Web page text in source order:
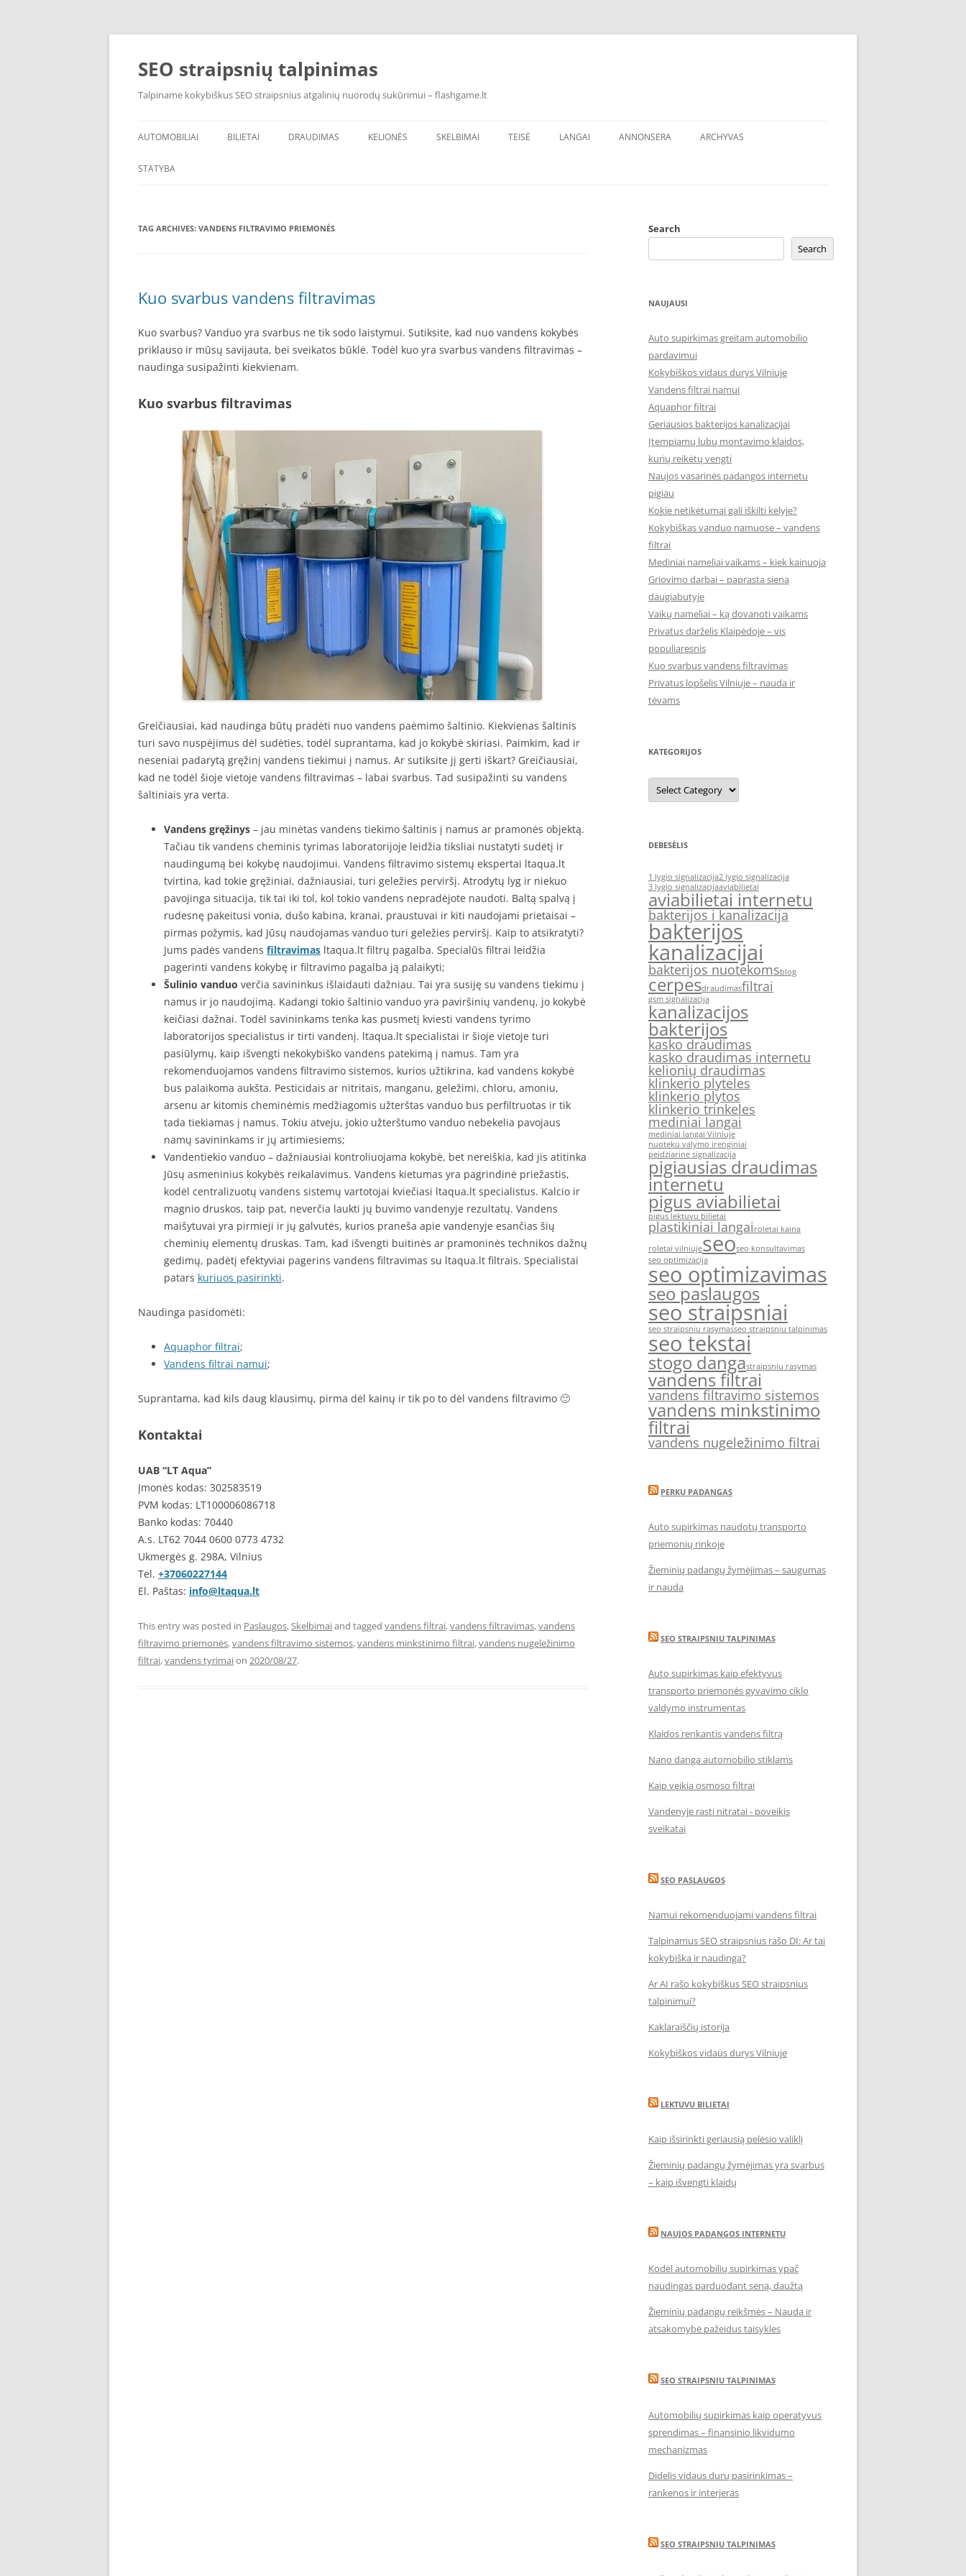
Skip
SEO straipsnių talpinimas
Talpiname kokybiškus SEO straipsnius atgalinių nuorodų sukūrimui – flashgame.lt
AUTOMOBILIAI BILIETAI DRAUDIMAS KELIONĖS SKELBIMAI TEISĖ LANGAI ANNONSERA ARCHYVAS
STATYBA
TAG ARCHIVES: VANDENS FILTRAVIMO PRIEMONĖS
Kuo svarbus vandens filtravimas
Kuo svarbus? Vanduo yra svarbus ne tik sodo laistymui. Sutiksite, kad nuo vandens kokybės
priklauso ir mūsų savijauta, bei sveikatos būklė. Todėl kuo yra svarbus vandens filtravimas –
naudinga susipažinti kiekvienam.
Kuo svarbus filtravimas
Greičiausiai, kad naudinga būtų pradėti nuo vandens paėmimo šaltinio. Kiekvienas šaltinis
turi savo nuspėjimus dėl sudėties, todėl suprantama, kad jo kokybė skiriasi. Paimkim, kad ir
neseniai padarytą gręžinį vandens tiekimui į namus. Ar sutiksite jį gerti iškart? Greičiausiai,
kad ne todėl šioje vietoje vandens filtravimas – labai svarbus. Tad susipažinti su vandens
šaltiniais yra verta.
Vandens gręžinys – jau minėtas vandens tiekimo šaltinis į namus ar pramonės objektą.
Tačiau tik vandens cheminis tyrimas laboratorijoje leidžia tiksliai nustatyti sudėtį ir
naudingumą bei kokybę naudojimui. Vandens filtravimo sistemų ekspertai ltaqua.lt
tvirtina, kad tokie gręžiniai, dažniausiai, turi geležies perviršį. Atrodytų lyg ir niekuo
pavojinga situacija, tik tai iki tol, kol tokio vandens nepradėjote naudoti. Baltą spalvą į
rudesnę pakeitusi vonia, dušo kabina, kranai, praustuvai ir kiti naudojami prietaisai –
pirmas požymis, kad Jūsų naudojamas vanduo turi geležies perviršį. Kaip to atsikratyti?
Jums padės vandens filtravimas ltaqua.lt filtrų pagalba. Specialūs filtrai leidžia
pagerinti vandens kokybę ir filtravimo pagalba ją palaikyti;
Šulinio vanduo verčia savininkus išlaidauti dažniau. Tai yra susiję su vandens tiekimu į
namus ir jo naudojimą. Kadangi tokio šaltinio vanduo yra paviršinių vandenų, jo kokybė
keičiasi dažnai. Todėl savininkams tenka kas pusmetį kviesti vandens tyrimo
laboratorijos specialistus ir tirti vandenį. ltaqua.lt specialistai ir šioje vietoje turi
pasiūlymų, kaip išvengti nekokybiško vandens patekimą į namus. Tam yra
rekomenduojamos vandens filtravimo sistemos, kurios užtikrina, kad vandens kokybė
bus palaikoma aukšta. Pesticidais ar nitritais, manganu, geležimi, chloru, amoniu,
arsenu ar kitomis cheminėmis medžiagomis užterštas vanduo bus perfiltruotas ir tik
tada tiekiamas į namus. Tokiu atveju, jokio užterštumo vanduo nebekelia pavojaus
namų savininkams ir jų artimiesiems;
Vandentiekio vanduo – dažniausiai kontroliuojama kokybė, bet nereiškia, kad jis atitinka
Jūsų asmeninius kokybės reikalavimus. Vandens kietumas yra pagrindinė priežastis,
kodėl centralizuotų vandens sistemų vartotojai kviečiasi ltaqua.lt specialistus. Kalcio ir
magnio druskos, taip pat, neverčia laukti jų buvimo vandenyje rezultatų. Vandens
maišytuvai yra pirmieji ir jų galvutės, kurios praneša apie vandenyje esančias šių
cheminių elementų druskas. Tam, kad išvengti buitinės ar pramoninės technikos dažnų
gedimų, padėtį efektyviai pagerins vandens filtravimas su ltaqua.lt filtrais. Specialistai
patars kuriuos pasirinkti.
Naudinga pasidomėti:
Aquaphor filtrai;
Vandens filtrai namui;
Suprantama, kad kils daug klausimų, pirma dėl kainų ir tik po to dėl vandens filtravimo 🙂
Kontaktai
UAB “LT Aqua”
Įmonės kodas: 302583519
PVM kodas: LT100006086718
Banko kodas: 70440
A.s. LT62 7044 0600 0773 4732
Ukmergės g. 298A, Vilnius
Tel. +37060227144
El. Paštas: info@ltaqua.lt
This entry was posted in Paslaugos,Skelbimaiand tagged vandens filtrai,vandens filtravimas,vandens
filtravimo priemonės,vandens filtravimo sistemos,vandens minkstinimo filtrai,vandens nugeležinimo
filtrai,vandens tyrimaion 2020/08/27.
Search
Search
NAUJAUSI
Auto supirkimas greitam automobilio
pardavimui
Kokybiškos vidaus durys Vilniuje
Vandens filtrai namui
Aquaphor filtrai
Geriausios bakterijos kanalizacijai
Įtempiamų lubų montavimo klaidos,
kurių reikėtų vengti
Naujos vasarinės padangos internetu
pigiau
Kokie netikėtumai gali iškilti kelyje?
Kokybiškas vanduo namuose – vandens
filtrai
Mediniai nameliai vaikams – kiek kainuoja
Griovimo darbai – paprasta siena
daugiabutyje
Vaikų nameliai – ką dovanoti vaikams
Privatus darželis Klaipėdoje – vis
populiaresnis
Kuo svarbus vandens filtravimas
Privatus lopšelis Vilniuje – nauda ir
tėvams
KATEGORIJOS
Kategorijos
DEBESĖLIS
1 lygio signalizacija2 lygio signalizacija
3 lygio signalizacijaaviabilietai
aviabilietai internetu
bakterijos i kanalizacija
bakterijos
kanalizacijai
bakterijos nuotekomsblog
cerpesdraudimasfiltrai
gsm signalizacija
kanalizacijos
bakterijos
kasko draudimas
kasko draudimas internetu
kelionių draudimas
klinkerio plyteles
klinkerio plytos
klinkerio trinkeles
mediniai langai
mediniai langai Vilniuje
nuoteku valymo irenginiai
peidziarine signalizacija
pigiausias draudimas
internetu
pigus aviabilietai
pigus lektuvu bilietai
plastikiniai langai roletai kaina
roletai vilniujeseoseo konsultavimas
seo optimizacija
seo optimizavimas
seo paslaugos
seo straipsniai
seo straipsniu rasymasseo straipsniu talpinimas
seo tekstai
stogo dangastraipsniu rasymas
vandens filtrai
vandens filtravimo sistemos
vandens minkstinimo
filtrai
vandens nugeležinimo filtrai
PERKU PADANGAS
Auto supirkimas naudotų transporto
priemonių rinkoje
Žieminių padangų žymėjimas – saugumas
ir nauda
SEO STRAIPSNIU TALPINIMAS
Auto supirkimas kaip efektyvus
transporto priemonės gyvavimo ciklo
valdymo instrumentas
Klaidos renkantis vandens filtrą
Nano danga automobilio stiklams
Kaip veikia osmoso filtrai
Vandenyje rasti nitratai - poveikis
sveikatai
SEO PASLAUGOS
Namui rekomenduojami vandens filtrai
Talpinamus SEO straipsnius rašo DI: Ar tai
kokybiška ir naudinga?
Ar AI rašo kokybiškus SEO straipsnius
talpinimui?
Kaklaraiščių istorija
Kokybiškos vidaus durys Vilniuje
LEKTUVU BILIETAI
Kaip išsirinkti geriausią pelėsio valiklį
Žieminių padangų žymėjimas yra svarbus
– kaip išvengti klaidų
NAUJOS PADANGOS INTERNETU
Kodėl automobilių supirkimas ypač
naudingas parduodant seną, daužtą
Žieminių padangų reikšmės – Nauda ir
atsakomybė pažeidus taisykles
SEO STRAIPSNIU TALPINIMAS
Automobilių supirkimas kaip operatyvus
sprendimas – finansinio likvidumo
mechanizmas
Didelis vidaus durų pasirinkimas –
rankenos ir interjeras
SEO STRAIPSNIU TALPINIMAS